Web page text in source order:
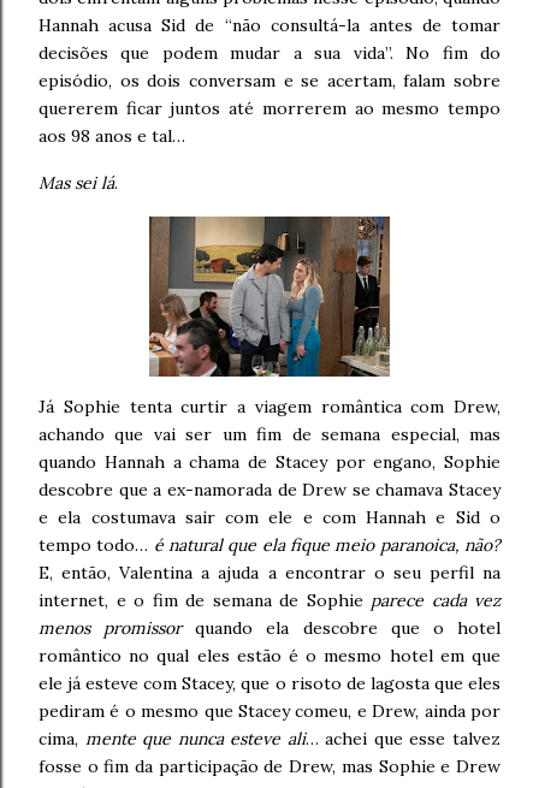
Hannah acusa Sid de “não consultá-la antes de tomar
decisões que podem mudar a sua vida”. No fim do
episódio, os dois conversam e se acertam, falam sobre
quererem ficar juntos até morrerem ao mesmo tempo
aos 98 anos e tal…
Mas sei lá.
Já Sophie tenta curtir a viagem romântica com Drew,
achando que vai ser um fim de semana especial, mas
quando Hannah a chama de Stacey por engano, Sophie
descobre que a ex-namorada de Drew se chamava Stacey
e ela costumava sair com ele e com Hannah e Sid o
tempo todo… é natural que ela fique meio paranoica, não?
E, então, Valentina a ajuda a encontrar o seu perfil na
internet, e o fim de semana de Sophie parece cada vez
menos promissorquando ela descobre que o hotel
romântico no qual eles estão é o mesmo hotel em que
ele já esteve com Stacey, que o risoto de lagosta que eles
pediram é o mesmo que Stacey comeu, e Drew, ainda por
cima, mente que nunca esteve ali… achei que esse talvez
fosse o fim da participação de Drew, mas Sophie e Drew